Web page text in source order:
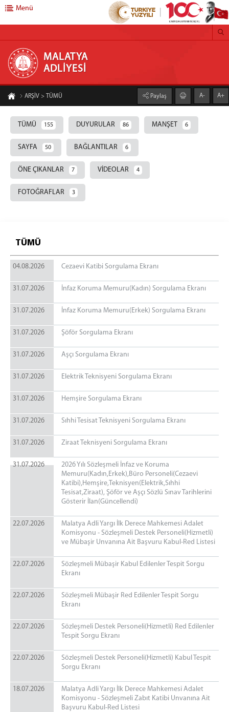
MALATYA ADLİYESİ
Anasayfa
Başsavcılık
Cumhuriyet Başsavcısı
Cumhuriyet Başsavcı Vekilleri
Savcılık Birimleri
Ceza Mahkemeleri
Adalet Komisyonu Başkanlığı
Mülhakatlar
Akçadağ Adliyesi
Darende Adliyesi
Doğanşehir Adliyesi
Pütürge Adliyesi
Protokollerimiz
Malatya E Tipi Kapalı İnfaz Kurumu
Doğanşehir Açık İnfaz Kurumu
Akçadağ T Tipi Kapalı ve Açık İnfaz Kurumu
İletişim
Uzlaştırma Bürosu
Menü
MALATYA
ADLİYESİ
ARŞİV > TÜMÜ Paylaş A- A+
TÜMÜ 155 DUYURULAR 86 MANŞET 6
SAYFA 50 BAĞLANTILAR 6
ÖNE ÇIKANLAR 7 VİDEOLAR 4
FOTOĞRAFLAR 3
TÜMÜ
04.08.2026 Cezaevi Katibi Sorgulama Ekranı
31.07.2026 İnfaz Koruma Memuru(Kadın) Sorgulama Ekranı
31.07.2026 İnfaz Koruma Memuru(Erkek) Sorgulama Ekranı
31.07.2026 Şöför Sorgulama Ekranı
31.07.2026 Aşçı Sorgulama Ekranı
31.07.2026 Elektrik Teknisyeni Sorgulama Ekranı
31.07.2026 Hemşire Sorgulama Ekranı
31.07.2026 Sıhhi Tesisat Teknisyeni Sorgulama Ekranı
31.07.2026 Ziraat Teknisyeni Sorgulama Ekranı
31.07.2026
2026 Yılı Sözleşmeli İnfaz ve Koruma
Memuru(Kadın,Erkek),Büro Personeli(Cezaevi
Katibi),Hemşire,Teknisyen(Elektrik,Sıhhi
Tesisat,Ziraat), Şöför ve Aşçı Sözlü Sınav Tarihlerini
Gösterir İlan(Güncellendi)
22.07.2026
Malatya Adli Yargı İlk Derece Mahkemesi Adalet
Komisyonu - Sözleşmeli Destek Personeli(Hizmetli)
ve Mübaşir Unvanına Ait Başvuru Kabul-Red Listesi
22.07.2026
Sözleşmeli Mübaşir Kabul Edilenler Tespit Sorgu
Ekranı
22.07.2026
Sözleşmeli Mübaşir Red Edilenler Tespit Sorgu
Ekranı
22.07.2026
Sözleşmeli Destek Personeli(Hizmetli) Red Edilenler
Tespit Sorgu Ekranı
22.07.2026
Sözleşmeli Destek Personeli(Hizmetli) Kabul Tespit
Sorgu Ekranı
18.07.2026
Malatya Adli Yargı İlk Derece Mahkemesi Adalet
Komisyonu - Sözleşmeli Zabıt Katibi Unvanına Ait
Başvuru Kabul-Red Listesi